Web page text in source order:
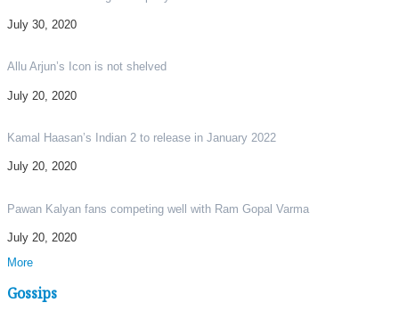
July 30, 2020
Allu Arjun’s Icon is not shelved
July 20, 2020
Kamal Haasan’s Indian 2 to release in January 2022
July 20, 2020
Pawan Kalyan fans competing well with Ram Gopal Varma
July 20, 2020
More
Gossips